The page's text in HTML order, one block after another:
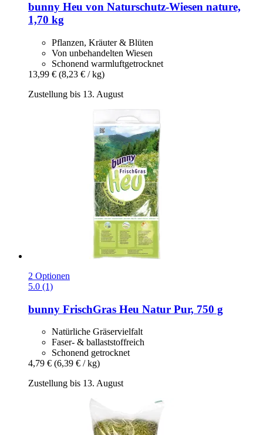
bunny Heu von Naturschutz-​Wiesen nature,
1,70 kg
Pflanzen, Kräuter & Blüten
Von unbehandelten Wiesen
Schonend warmluftgetrocknet
13,99 € (8,23 € / kg)
Zustellung bis 13. August
2 Optionen
5.0 (1)
bunny FrischGras Heu Natur Pur, 750 g
Natürliche Gräservielfalt
Faser- & ballaststoffreich
Schonend getrocknet
4,79 € (6,39 € / kg)
Zustellung bis 13. August